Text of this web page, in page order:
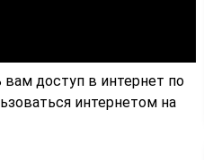
доступ в интернет по
интернетом на